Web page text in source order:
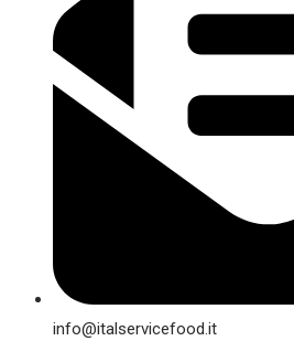
info@italservicefood.it